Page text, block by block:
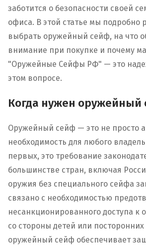
заботится о безопасности своей
офиса. В этой статье мы подробно
выбрать оружейный сейф, на что
внимание при покупке и почему
"Оружейные Сейфы РФ" — это
этом вопросе.
Когда нужен оружейный
Оружейный сейф — это не просто
необходимость для любого
первых, это требование
большинстве стран, включая
оружия без специального сейфа
связано с необходимостью
несанкционированного доступа к
со стороны детей или
оружейный сейф обеспечивает